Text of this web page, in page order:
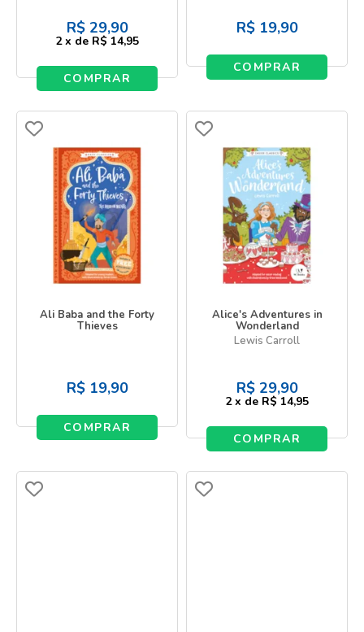
R$ 29,90
2 x de R$ 14,95
COMPRAR
R$ 19,90
COMPRAR
Ali Baba and the Forty
Thieves
R$ 19,90
COMPRAR
Alice's Adventures in
Wonderland
Lewis Carroll
R$ 29,90
2 x de R$ 14,95
COMPRAR